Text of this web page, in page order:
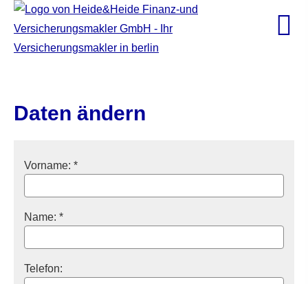
Daten ändern
Vorname: *
Name: *
Telefon: